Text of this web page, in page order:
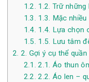
1.2. 1.2. Trữ
1.3. 1.3. Mặc nhiều
1.4. 1.4. Lựa chọn
1.5. 1.5. Lưu tâm
2. 2. Gợi ý cụ thể
2.1. 2.1. Áo thun
2.2. 2.2. Áo len –